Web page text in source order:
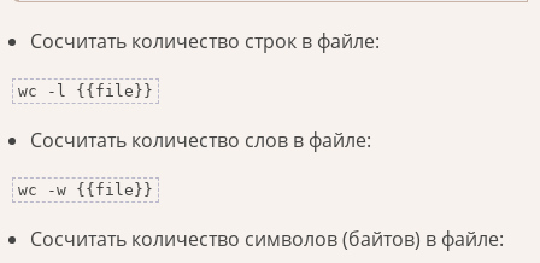
Сосчитать количество строк в файле:
wc -l {{file}}
Сосчитать количество слов в файле:
wc -w {{file}}
Сосчитать количество символов (байтов) в файле: